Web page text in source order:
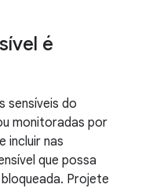
é
sensíveis do
monitoradas por
incluir nas
que possa
Projete